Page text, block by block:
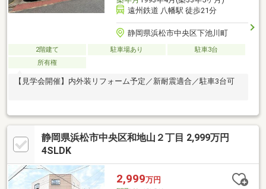
遠州鉄道 八幡駅 徒歩21分
静岡県浜松市中央区下池川町
2階建て 駐車場あり
駐車3台
所有権
【見学会開催】内外装リフォーム予定／新耐震適合／駐車3台可
静岡県浜松市中央区和地山２丁目 2,999万円
4SLDK
2,999万円